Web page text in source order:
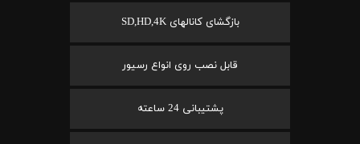
بازگشای کانالهای SD,HD,4K
قابل نصب روی انواع رسیور
پشتیبانی 24 ساعته